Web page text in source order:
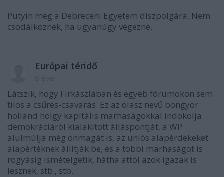
Putyin meg a Debreceni Egyetem díszpolgára. Nem
csodálkoznék, ha ugyanúgy végezné.
Európai téridő
Látszik, hogy Firkásziában és egyéb fórumokon sem
tilos a csűrés-csavarás. Ez az olasz nevű bongyor
holland hölgy kapitális marhaságokkal indokolja
demokráciáról kialakított álláspontját, a WP
alulmúlja még önmagát is, az uniós alapérdekeket
alapértéknek állítják be, és a többi marhaságot is
rogyásig ismételgetik, hátha attól azok igazak is
lesznek, stb., stb.